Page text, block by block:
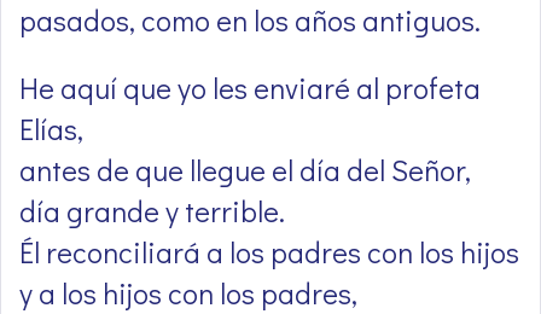
pasados, como en los años antiguos.
He aquí que yo les enviaré al profeta
Elías,
antes de que llegue el día del Señor,
día grande y terrible.
Él reconciliará a los padres con los hijos
y a los hijos con los padres,